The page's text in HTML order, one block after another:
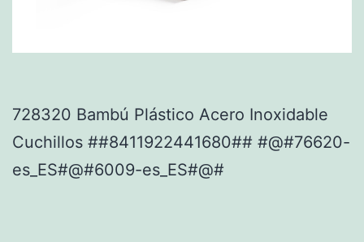
728320 Bambú Plástico Acero Inoxidable
Cuchillos ##8411922441680## #@#76620-
es_ES#@#6009-es_ES#@#